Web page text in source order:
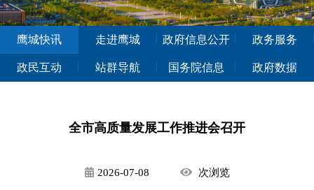
鹰城快讯 走进鹰城 政府信息公开 政务服务
政民互动 站群导航 国务院信息 政府数据
全市高质量发展工作推进会召开
2026-07-08 次浏览